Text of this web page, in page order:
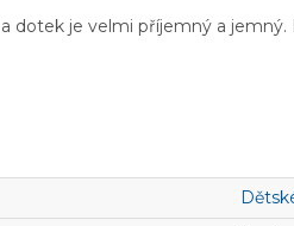
je velmi příjemný a